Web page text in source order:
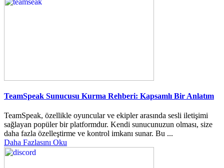
TeamSpeak Sunucusu Kurma Rehberi: Kapsamlı Bir Anlatım
TeamSpeak, özellikle oyuncular ve ekipler arasında sesli iletişimi
sağlayan popüler bir platformdur. Kendi sunucunuzun olması, size
daha fazla özelleştirme ve kontrol imkanı sunar. Bu ...
Daha Fazlasını Oku